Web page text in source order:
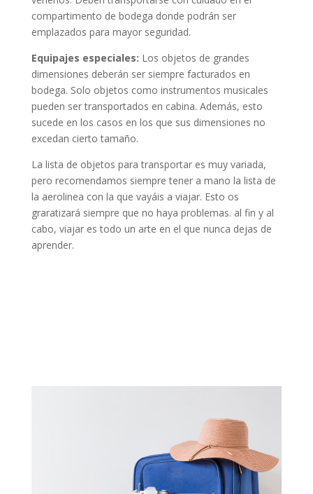
compartimento de bodega donde podrán ser
emplazados para mayor seguridad.
Equipajes especiales: Los objetos de grandes
dimensiones deberán ser siempre facturados en
bodega. Solo objetos como instrumentos musicales
pueden ser transportados en cabina. Además, esto
sucede en los casos en los que sus dimensiones no
excedan cierto tamaño.
La lista de objetos para transportar es muy variada,
pero recomendamos siempre tener a mano la lista de
la aerolinea con la que vayáis a viajar. Esto os
graratizará siempre que no haya problemas. al fin y al
cabo, viajar es todo un arte en el que nunca dejas de
aprender.